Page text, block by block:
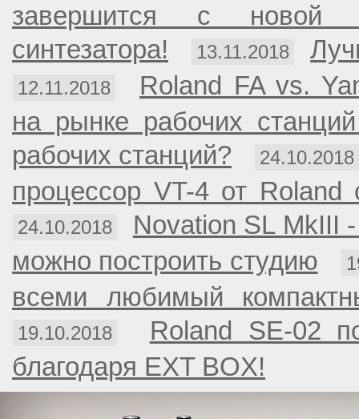
завершится с новой
синтезатора!
13.11.2018
12.11.2018
Roland FA vs.
на рынке рабочих
рабочих станций?
24.10.2018
процессор VT-4 от Roland
24.10.2018
Novation SL MkIII -
можно построить студию
всеми любимый
19.10.2018
Roland SE-02
благодаря EXT BOX!